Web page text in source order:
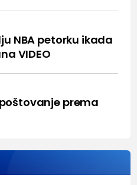
NBA petorku ikada
VIDEO
prema